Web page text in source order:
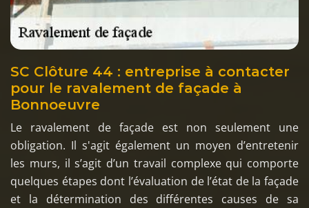
SC Clôture 44 : entreprise à contacter
pour le ravalement de façade à
Bonnoeuvre
Le ravalement de façade est non seulement une
obligation. Il s'agit également un moyen d’entretenir
les murs, il s’agit d’un travail complexe qui comporte
quelques étapes dont l’évaluation de l’état de la façade
et la détermination des différentes causes de sa